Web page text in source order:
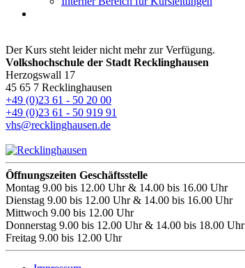
Der Kurs steht leider nicht mehr zur Verfügung.
Volkshochschule der Stadt Recklinghausen
Herzogswall 17
45 65 7 Recklinghausen
+49 (0)23 61 - 50 20 00
+49 (0)23 61 - 50 919 91
vhs@recklinghausen.de
Öffnungszeiten Geschäftsstelle
Montag 9.00 bis 12.00 Uhr & 14.00 bis 16.00 Uhr
Dienstag 9.00 bis 12.00 Uhr & 14.00 bis 16.00 Uhr
Mittwoch 9.00 bis 12.00 Uhr
Donnerstag 9.00 bis 12.00 Uhr & 14.00 bis 18.00 Uhr
Freitag 9.00 bis 12.00 Uhr